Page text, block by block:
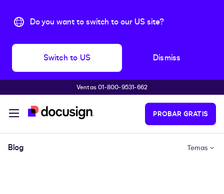
Do you want to switch to our US site?
Switch to US Dismiss
Accede al contenido principalVentas 01-800-9531-662
PROBAR GRATIS
Blog Temas